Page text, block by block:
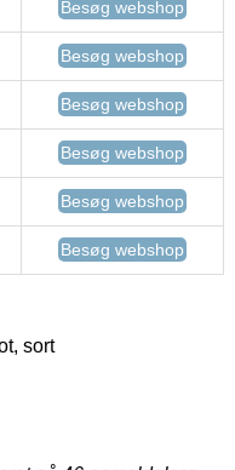
Besøg webshop
Besøg webshop
Besøg webshop
Besøg webshop
Besøg webshop
Besøg webshop
sort